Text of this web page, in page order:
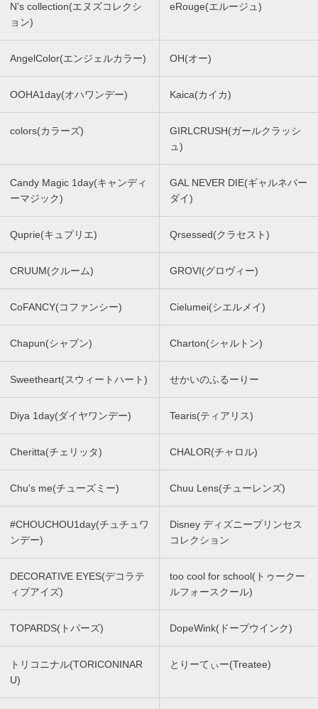
N’s collection(エヌズコレクシ
ョン)
eRouge(エルージュ)
AngelColor(エンジェルカラー) OH(オー)
OOHA1day(オハワンデー) Kaica(カイカ)
colors(カラーズ)
GIRLCRUSH(ガールクラッシ
ュ)
Candy Magic 1day(キャンディ
ーマジック)
GAL NEVER DIE(ギャルネバー
ダイ)
Quprie(キュプリエ) Qrsessed(クラセスト)
CRUUM(クルーム) GROVI(グロヴィー)
CoFANCY(コファンシー) Cielumei(シエルメイ)
Chapun(シャプン) Charton(シャルトン)
Sweetheart(スウィートハート) せかいのふるーりー
Diya 1day(ダイヤワンデー) Tearis(ティアリス)
Cheritta(チェリッタ) CHALOR(チャロル)
Chu's me(チューズミー) Chuu Lens(チューレンズ)
#CHOUCHOU1day(チュチュワ
ンデー)
Disney ディズニープリンセス
コレクション
DECORATIVE EYES(デコラテ
ィブアイズ)
too cool for school(トゥークー
ルフォースクール)
TOPARDS(トパーズ) DopeWink(ドープウインク)
トリコニナル(TORICONINAR
U)
とりーてぃー(Treatee)